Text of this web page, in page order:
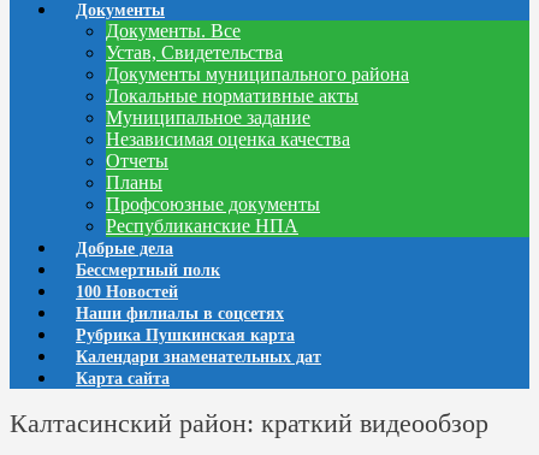
Документы
Документы. Все
Устав, Свидетельства
Документы муниципального района
Локальные нормативные акты
Муниципальное задание
Независимая оценка качества
Отчеты
Планы
Профсоюзные документы
Республиканские НПА
Добрые дела
Бессмертный полк
100 Новостей
Наши филиалы в соцсетях
Рубрика Пушкинская карта
Календари знаменательных дат
Карта сайта
Калтасинский район: краткий видеообзор